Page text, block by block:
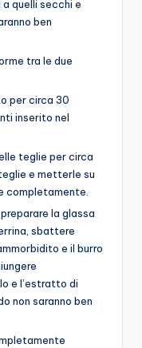
a quelli secchi e
ben
tra le due
per circa 30
inserito nel
teglie per circa
e metterle su
completamente.
la glassa
sbattere
e il burro
e l’estratto di
non saranno ben